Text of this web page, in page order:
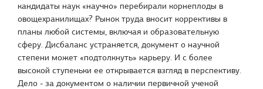
кандидаты наук «научно» перебирали корнеплоды в
овощехранилищах? Рынок труда вносит коррективы в
планы любой системы, включая и образовательную
сферу. Дисбаланс устраняется, документ о научной
степени может «подтолкнуть» карьеру. И с более
высокой ступеньки ее открывается взгляд в перспективу.
Дело - за документом о наличии первичной ученой